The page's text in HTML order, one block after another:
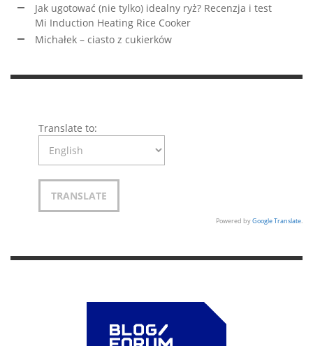
Jak ugotować (nie tylko) idealny ryż? Recenzja i test
Mi Induction Heating Rice Cooker
Michałek – ciasto z cukierków
Translate to:
Powered byGoogle Translate.